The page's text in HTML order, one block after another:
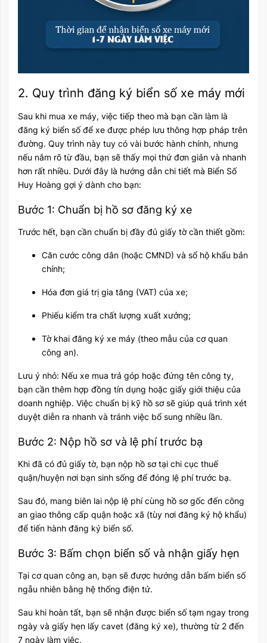
2. Quy trình đăng ký biển số xe máy mới
Sau khi mua xe máy, việc tiếp theo mà bạn cần làm là
đăng ký biển số để xe được phép lưu thông hợp pháp trên
đường. Quy trình này tuy có vài bước hành chính, nhưng
nếu nắm rõ từ đầu, bạn sẽ thấy mọi thứ đơn giản và nhanh
hơn rất nhiều. Dưới đây là hướng dẫn chi tiết mà Biển Số
Huy Hoàng gợi ý dành cho bạn:
Bước 1: Chuẩn bị hồ sơ đăng ký xe
Trước hết, bạn cần chuẩn bị đầy đủ giấy tờ cần thiết gồm:
Căn cước công dân (hoặc CMND) và sổ hộ khẩu bản
chính;
Hóa đơn giá trị gia tăng (VAT) của xe;
Phiếu kiểm tra chất lượng xuất xưởng;
Tờ khai đăng ký xe máy (theo mẫu của cơ quan
công an).
Lưu ý nhỏ: Nếu xe mua trả góp hoặc đứng tên công ty,
bạn cần thêm hợp đồng tín dụng hoặc giấy giới thiệu của
doanh nghiệp. Việc chuẩn bị kỹ hồ sơ sẽ giúp quá trình xét
duyệt diễn ra nhanh và tránh việc bổ sung nhiều lần.
Bước 2: Nộp hồ sơ và lệ phí trước bạ
Khi đã có đủ giấy tờ, bạn nộp hồ sơ tại chi cục thuế
quận/huyện nơi bạn sinh sống để đóng lệ phí trước bạ.
Sau đó, mang biên lai nộp lệ phí cùng hồ sơ gốc đến công
an giao thông cấp quận hoặc xã (tùy nơi đăng ký hộ khẩu)
để tiến hành đăng ký biển số.
Bước 3: Bấm chọn biển số và nhận giấy hẹn
Tại cơ quan công an, bạn sẽ được hướng dẫn bấm biển số
ngẫu nhiên bằng hệ thống điện tử.
Sau khi hoàn tất, bạn sẽ nhận được biển số tạm ngay trong
ngày và giấy hẹn lấy cavet (đăng ký xe), thường từ 2 đến
7 ngày làm việc.